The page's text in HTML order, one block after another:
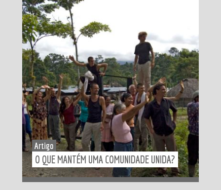
Artigo
O QUE MANTÉM UMA COMUNIDADE UNIDA?